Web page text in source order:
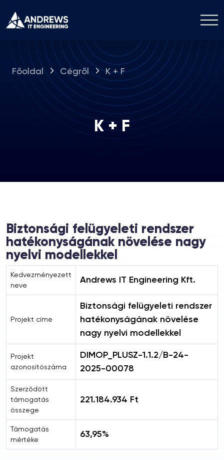
Főoldal Cégről K + F
K + F
Biztonsági felügyeleti rendszer
hatékonyságának növelése nagy
nyelvi modellekkel
Kedvezményezett
neve
Andrews IT Engineering Kft.
Projekt címe
Biztonsági felügyeleti rendszer
hatékonyságának növelése
nagy nyelvi modellekkel
Projekt
azonosítószáma
DIMOP_PLUSZ-1.1.2/B-24-
2025-00078
Szerződött
támogatás
összege
221.184.934 Ft
Támogatás
mértéke
63,95%